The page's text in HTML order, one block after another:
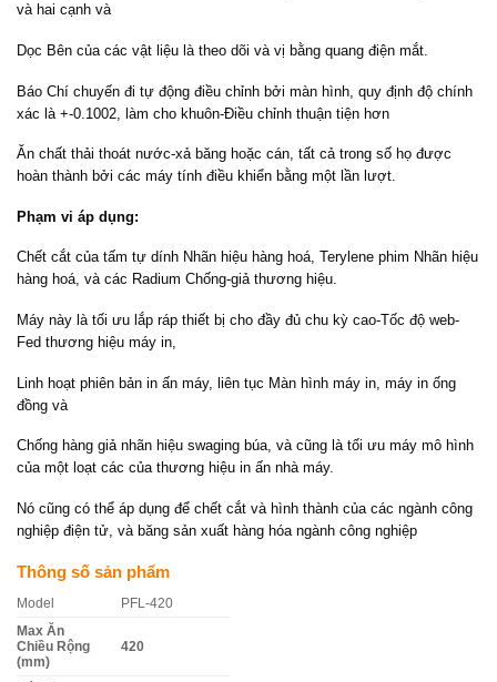
và hai cạnh và
Dọc Bên của các vật liệu là theo dõi và vị bằng quang điện mắt.
Báo Chí chuyến đi tự động điều chỉnh bởi màn hình, quy định độ chính
xác là +-0.1002, làm cho khuôn-Điều chỉnh thuận tiện hơn
Ăn chất thải thoát nước-xả băng hoặc cán, tất cả trong số họ được
hoàn thành bởi các máy tính điều khiển bằng một lần lượt.
Phạm vi áp dụng:
Chết cắt của tấm tự dính Nhãn hiệu hàng hoá, Terylene phim Nhãn hiệu
hàng hoá, và các Radium Chống-giả thương hiệu.
Máy này là tối ưu lắp ráp thiết bị cho đầy đủ chu kỳ cao-Tốc độ web-
Fed thương hiệu máy in,
Linh hoạt phiên bản in ấn máy, liên tục Màn hình máy in, máy in ống
đồng và
Chống hàng giả nhãn hiệu swaging búa, và cũng là tối ưu máy mô hình
của một loạt các của thương hiệu in ấn nhà máy.
Nó cũng có thể áp dụng để chết cắt và hình thành của các ngành công
nghiệp điện tử, và băng sản xuất hàng hóa ngành công nghiệp
Thông số sản phẩm
Model PFL-420
Max Ăn
Chiều Rộng
(mm)
420